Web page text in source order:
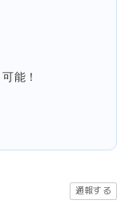
可能！
通報する